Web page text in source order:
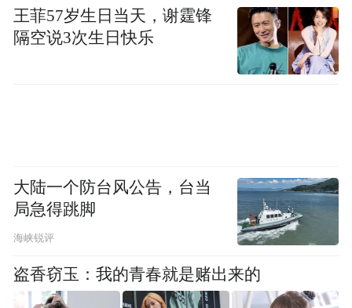
by the user of Dafeng Hao, which is a social media
platform and merely provides information storage
space services.”
王菲57岁生日当天，谢霆锋
隔空说3次生日快乐
大陆一个防台风公告，台当
局急得跳脚
海峡锐评
盗香窃玉：我的青春就是赌出来的